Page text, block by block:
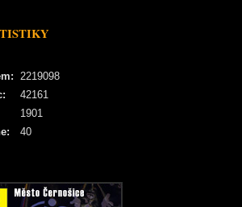
40
2219098
42161
1901